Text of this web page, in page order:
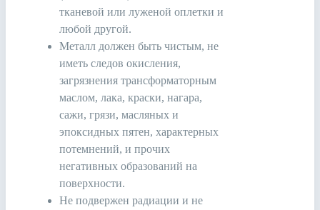
тканевой или луженой оплетки и
любой другой.
Металл должен быть чистым, не
иметь следов окисления,
загрязнения трансформаторным
маслом, лака, краски, нагара,
сажи, грязи, масляных и
эпоксидных пятен, характерных
потемнений, и прочих
негативных образований на
поверхности.
Не подвержен радиации и не